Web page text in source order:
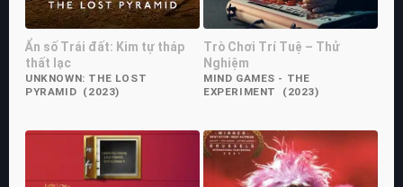
Ẩn số Trái đất: Kim tự tháp
thất lạc
UNKNOWN: THE LOST
PYRAMID (2023)
Trò Chơi Trí Tuệ – Thử
Nghiệm
MIND GAMES - THE
EXPERIMENT (2023)